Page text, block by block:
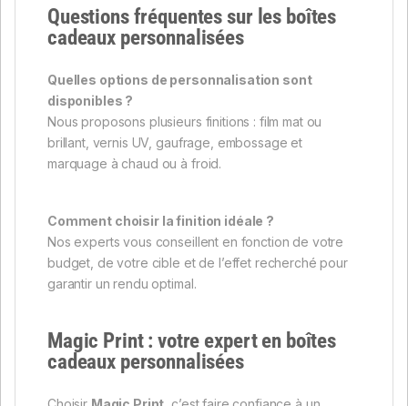
Questions fréquentes sur les boîtes
cadeaux personnalisées
Quelles options de personnalisation sont
disponibles ?
Nous proposons plusieurs finitions : film mat ou
brillant, vernis UV, gaufrage, embossage et
marquage à chaud ou à froid.
Comment choisir la finition idéale ?
Nos experts vous conseillent en fonction de votre
budget, de votre cible et de l’effet recherché pour
garantir un rendu optimal.
Magic Print : votre expert en boîtes
cadeaux personnalisées